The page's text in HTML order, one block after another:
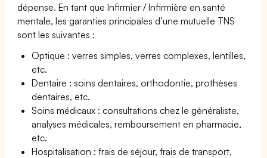
dépense. En tant que Infirmier / Infirmière en santé
mentale, les garanties principales d’une mutuelle TNS
sont les suivantes :
Optique : verres simples, verres complexes, lentilles,
etc.
Dentaire : soins dentaires, orthodontie, prothèses
dentaires, etc.
Soins médicaux : consultations chez le généraliste,
analyses médicales, remboursement en pharmacie,
etc.
Hospitalisation : frais de séjour, frais de transport,